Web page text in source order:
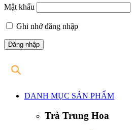
Mật khẩu
Ghi nhớ đăng nhập
DANH MỤC SẢN PHẨM
Trà Trung Hoa